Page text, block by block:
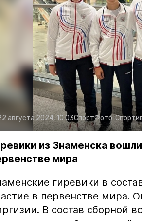
августа 2024, 10:03СпортФото:
из Знаменска
мира
гиревики в
в первенстве мира.
В состав сборной